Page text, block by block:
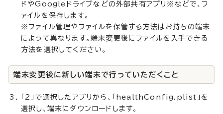
ドやGoogleドライブなどの外部共有アプリ※などで、フ
ァイルを保存します。
※ファイル管理やファイルを保管する方法はお持ちの端末
によって異なります。端末変更後にファイルを入手できる
方法を選択してください。
端末変更後に新しい端末で行っていただくこと
「2」で選択したアプリから、「healthConfig.plist」を
選択し、端末にダウンロードします。